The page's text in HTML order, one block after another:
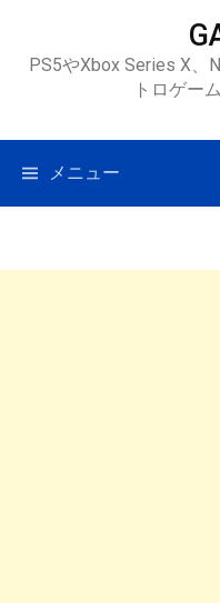
ツ
ス
PS5やXbox Series X、
トロゲー
メニュー